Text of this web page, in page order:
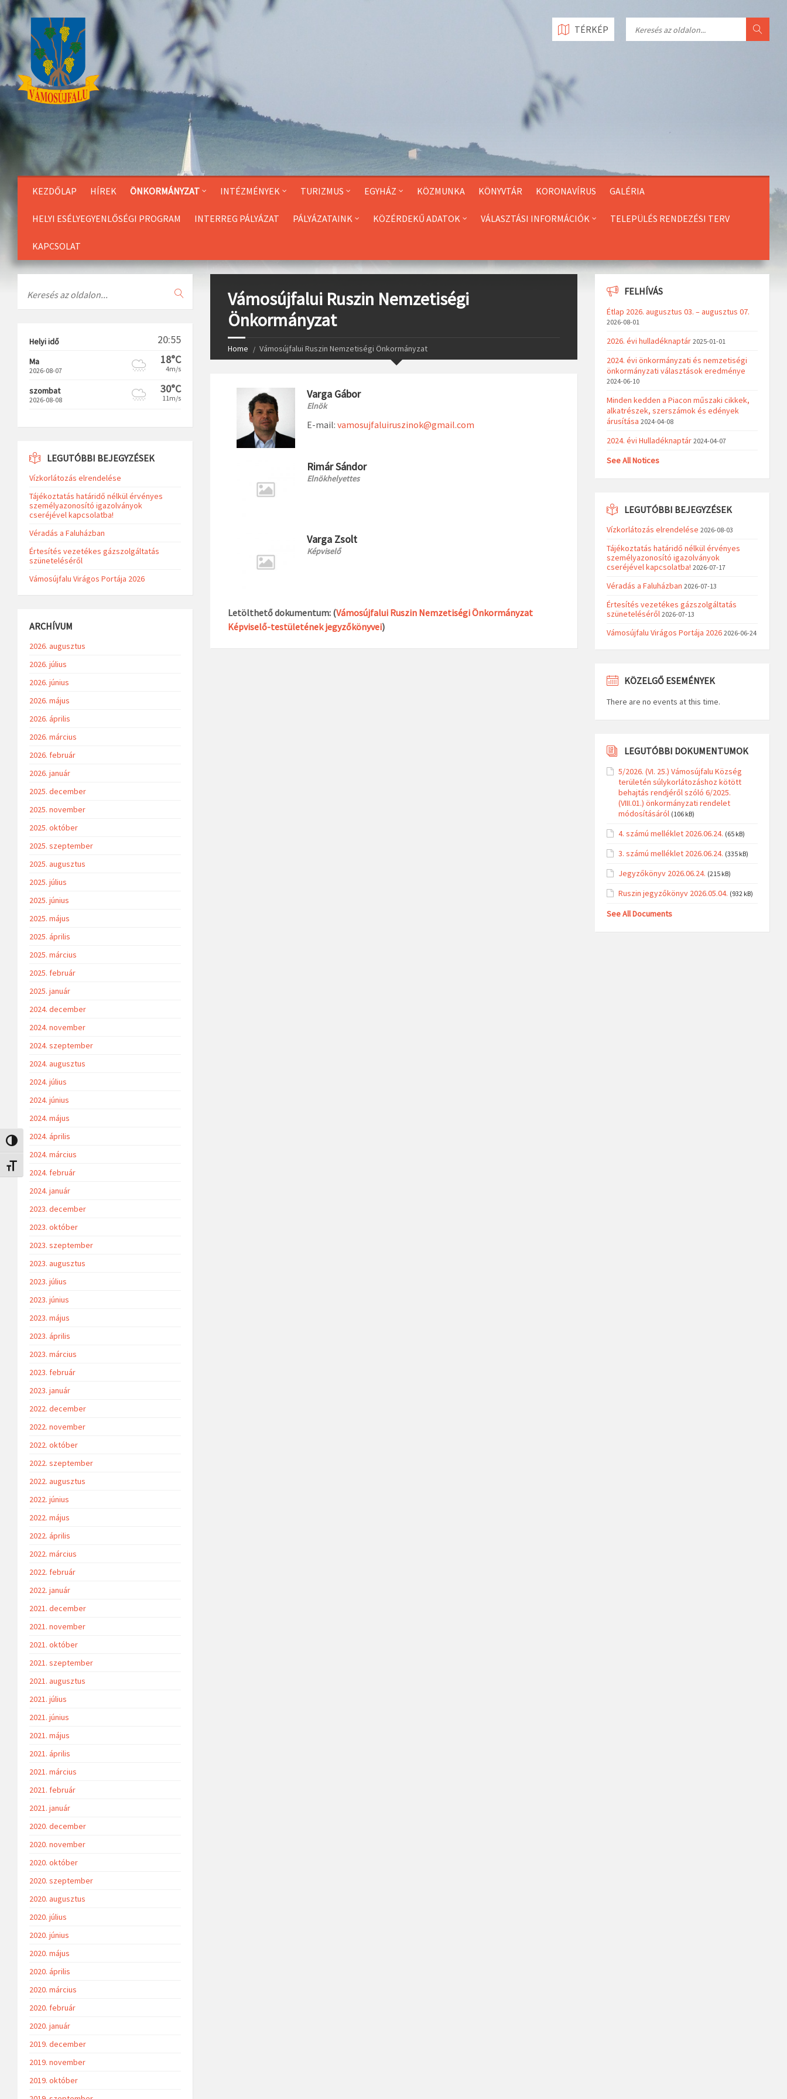
Skip
to
Content
Nagy kontraszt váltása
Betűméret váltása
KEZDŐLAP HÍREK ÖNKORMÁNYZAT INTÉZMÉNYEK TURIZMUS EGYHÁZ KÖZMUNKA KÖNYVTÁR KORONAVÍRUS GALÉRIA
HELYI ESÉLYEGYENLŐSÉGI PROGRAM INTERREG PÁLYÁZAT PÁLYÁZATAINK KÖZÉRDEKŰ ADATOK VÁLASZTÁSI INFORMÁCIÓK TELEPÜLÉS RENDEZÉSI TERV
KAPCSOLAT
TÉRKÉP
Vámosújfalui Ruszin Nemzetiségi
Önkormányzat
Home Vámosújfalui Ruszin Nemzetiségi Önkormányzat
Varga Gábor
Elnök
E-mail: vamosujfaluiruszinok@gmail.com
Rimár Sándor
Elnökhelyettes
Varga Zsolt
Képviselő
Letölthető dokumentum: (Vámosújfalui Ruszin Nemzetiségi Önkormányzat
Képviselő-testületének jegyzőkönyvei)
Helyi idő 20:55
Ma
2026-08-07
18°C
4m/s
szombat
2026-08-08
30°C
11m/s
LEGUTÓBBI BEJEGYZÉSEK
Vízkorlátozás elrendelése
Tájékoztatás határidő nélkül érvényes
személyazonosító igazolványok
cseréjével kapcsolatba!
Véradás a Faluházban
Értesítés vezetékes gázszolgáltatás
szüneteléséről
Vámosújfalu Virágos Portája 2026
ARCHÍVUM
2026. augusztus
2026. július
2026. június
2026. május
2026. április
2026. március
2026. február
2026. január
2025. december
2025. november
2025. október
2025. szeptember
2025. augusztus
2025. július
2025. június
2025. május
2025. április
2025. március
2025. február
2025. január
2024. december
2024. november
2024. szeptember
2024. augusztus
2024. július
2024. június
2024. május
2024. április
2024. március
2024. február
2024. január
2023. december
2023. október
2023. szeptember
2023. augusztus
2023. július
2023. június
2023. május
2023. április
2023. március
2023. február
2023. január
2022. december
2022. november
2022. október
2022. szeptember
2022. augusztus
2022. június
2022. május
2022. április
2022. március
2022. február
2022. január
2021. december
2021. november
2021. október
2021. szeptember
2021. augusztus
2021. július
2021. június
2021. május
2021. április
2021. március
2021. február
2021. január
2020. december
2020. november
2020. október
2020. szeptember
2020. augusztus
2020. július
2020. június
2020. május
2020. április
2020. március
2020. február
2020. január
2019. december
2019. november
2019. október
FELHÍVÁS
Étlap 2026. augusztus 03. – augusztus 07.
2026-08-01
2026. évi hulladéknaptár 2025-01-01
2024. évi önkormányzati és nemzetiségi
önkormányzati választások eredménye
2024-06-10
Minden kedden a Piacon műszaki cikkek,
alkatrészek, szerszámok és edények
árusítása 2024-04-08
2024. évi Hulladéknaptár 2024-04-07
See All Notices
LEGUTÓBBI BEJEGYZÉSEK
Vízkorlátozás elrendelése 2026-08-03
Tájékoztatás határidő nélkül érvényes
személyazonosító igazolványok
cseréjével kapcsolatba! 2026-07-17
Véradás a Faluházban 2026-07-13
Értesítés vezetékes gázszolgáltatás
szüneteléséről 2026-07-13
Vámosújfalu Virágos Portája 2026 2026-06-24
KÖZELGŐ ESEMÉNYEK
There are no events at this time.
LEGUTÓBBI DOKUMENTUMOK
5/2026. (VI. 25.) Vámosújfalu Község
területén súlykorlátozáshoz kötött
behajtás rendjéről szóló 6/2025.
(VIII.01.) önkormányzati rendelet
módosításáról (106 kB)
4. számú melléklet 2026.06.24. (65 kB)
3. számú melléklet 2026.06.24. (335 kB)
Jegyzőkönyv 2026.06.24. (215 kB)
Ruszin jegyzőkönyv 2026.05.04. (932 kB)
See All Documents